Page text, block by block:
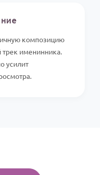
композицию
именинника.
усилит